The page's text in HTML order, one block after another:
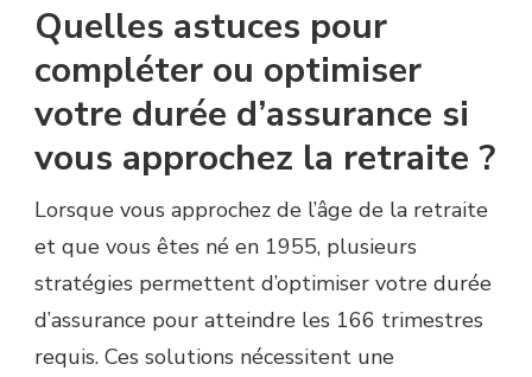
Quelles astuces pour
compléter ou optimiser
votre durée d’assurance si
vous approchez la retraite ?
Lorsque vous approchez de l’âge de la retraite
et que vous êtes né en 1955, plusieurs
stratégies permettent d’optimiser votre durée
d’assurance pour atteindre les 166 trimestres
requis. Ces solutions nécessitent une